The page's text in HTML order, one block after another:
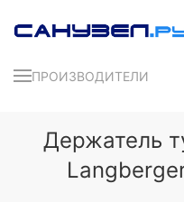
ПРОИЗВОДИТЕЛИ
Держатель